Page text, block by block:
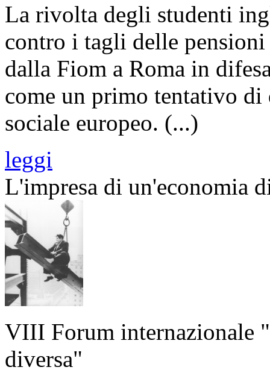
La rivolta degli studenti
contro i tagli delle
dalla Fiom a Roma in
come un primo tentativo
sociale europeo. (...)
leggi
L'impresa di un'economia
VIII Forum internazionale
diversa"